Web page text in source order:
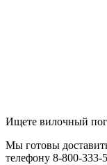
Ищете вилочный
Мы готовы
телефону 8-800-333-